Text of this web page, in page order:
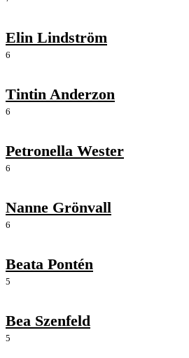
Elin Lindström
6
Tintin Anderzon
6
Petronella Wester
6
Nanne Grönvall
6
Beata Pontén
5
Bea Szenfeld
5